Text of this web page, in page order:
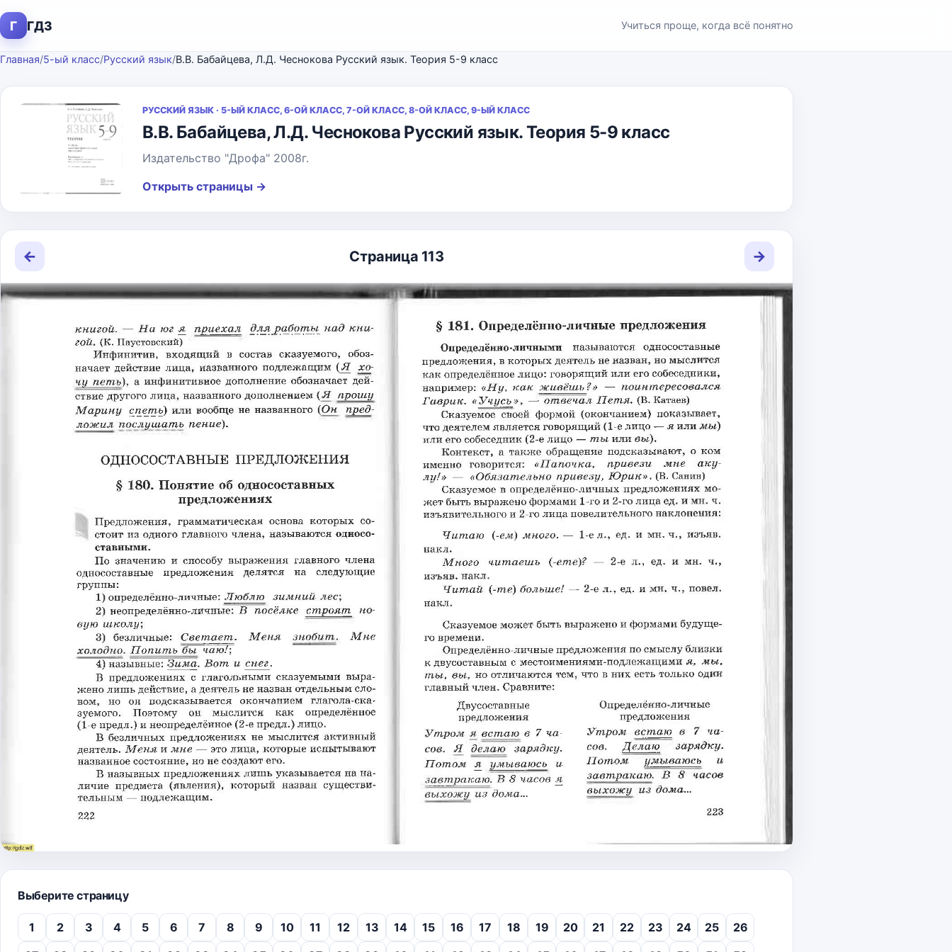
Г ГДЗ Учиться проще, когда всё понятно
Главная/5-ый класс/Русский язык/В.В. Бабайцева, Л.Д. Чеснокова Русский язык. Теория 5-9 класс
РУССКИЙ ЯЗЫК · 5-ЫЙ КЛАСС, 6-ОЙ КЛАСС, 7-ОЙ КЛАСС, 8-ОЙ КЛАСС, 9-ЫЙ КЛАСС
В.В. Бабайцева, Л.Д. Чеснокова Русский язык. Теория 5-9 класс
Издательство "Дрофа" 2008г.
Открыть страницы →
← Страница 113 →
Выберите страницу
1 2 3 4 5 6 7 8 9 10 11 12 13 14 15 16 17 18 19 20 21 22 23 24 25
26